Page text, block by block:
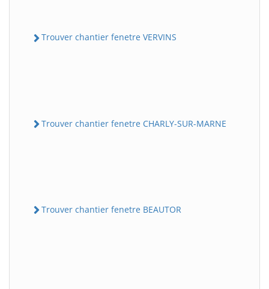
Trouver chantier fenetre VERVINS
Trouver chantier fenetre CHARLY-SUR-MARNE
Trouver chantier fenetre BEAUTOR